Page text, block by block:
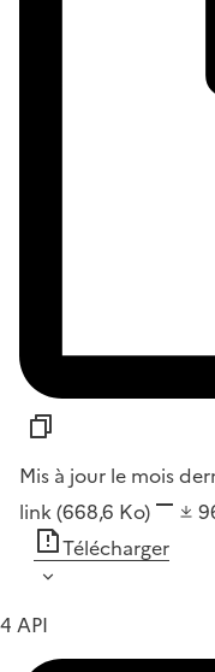
Mis à jour le mois
link (668,6 Ko)
Télécharger
4 API